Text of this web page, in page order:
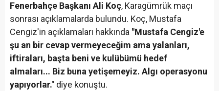
Fenerbahçe Başkanı Ali Koç, Karagümrük maçı
sonrası açıklamalarda bulundu. Koç, Mustafa
Cengiz'in açıklamaları hakkında "Mustafa Cengiz'e
şu an bir cevap vermeyeceğim ama yalanları,
iftiraları, başta beni ve kulübümü hedef
almaları... Biz buna yetişemeyiz. Algı operasyonu
yapıyorlar." diye konuştu.